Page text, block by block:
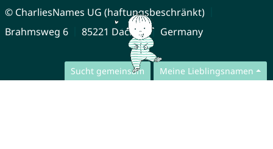
Sucht gemeinsam Meine Lieblingsnamen
© CharliesNames UG (haftungsbeschränkt)
Brahmsweg 6
85221 Dachau Germany